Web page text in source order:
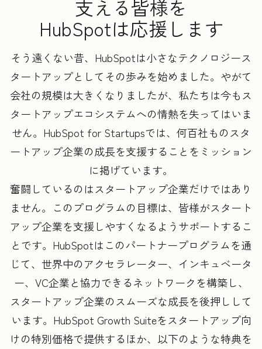
支える皆様を
HubSpotは応援します
そう遠くない昔、HubSpotは小さなテクノロジース
タートアップとしてその歩みを始めました。やがて
会社の規模は大きくなりましたが、私たちは今もス
タートアップエコシステムへの情熱を失ってはいま
せん。HubSpot for Startupsでは、何百社ものスタ
ートアップ企業の成長を支援することをミッション
に掲げています。
奮闘しているのはスタートアップ企業だけではあり
ません。このプログラムの目標は、皆様がスタート
アップ企業を支援しやすくなるようサポートするこ
とです。HubSpotはこのパートナープログラムを通
じて、世界中のアクセラレーター、インキュベータ
ー、VC企業と協力できるネットワークを構築し、
スタートアップ企業のスムーズな成長を後押しして
います。HubSpot Growth Suiteをスタートアップ向
けの特別価格で提供するほか、以下のような特典を